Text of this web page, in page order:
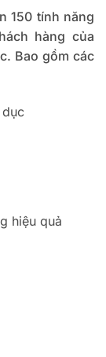
150 tính năng
hàng của
Bao gồm các
hiệu quả